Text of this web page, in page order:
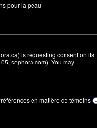
pour la peau
is requesting consent on its
sephora.com). You may
en matière de témoins